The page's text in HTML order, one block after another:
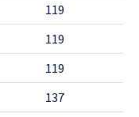
119
119
119
137